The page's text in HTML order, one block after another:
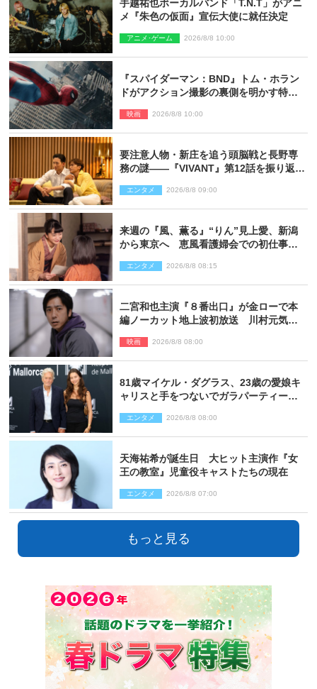
手越祐也ボーカルバンド「T.N.T」がアニ
メ『朱色の仮面』宣伝大使に就任決定
アニメ･ゲーム 2026/8/8 10:00
『スパイダーマン：BND』トム・ホラン
ドがアクション撮影の裏側を明かす特別
映画 2026/8/8 10:00
要注意人物・新庄を追う頭脳戦と長野専
務の謎――『VIVANT』第12話を振り返
エンタメ 2026/8/8 09:00
来週の『風、薫る』“りん”見上愛、新潟
から東京へ 恵風看護婦会での初仕事に
エンタメ 2026/8/8 08:15
二宮和也主演『８番出口』が金ローで本
編ノーカット地上波初放送 川村元気監
映画 2026/8/8 08:00
81歳マイケル・ダグラス、23歳の愛娘キ
ャリスと手をつないでガラパーティーに
エンタメ 2026/8/8 08:00
天海祐希が誕生日 大ヒット主演作『女
王の教室』児童役キャストたちの現在
エンタメ 2026/8/8 07:00
もっと見る